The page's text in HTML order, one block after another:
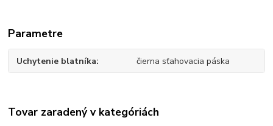
Parametre
Uchytenie blatníka čierna sťahovacia páska
Tovar zaradený v kategóriách